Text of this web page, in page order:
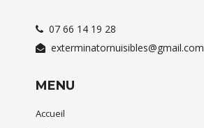
07 66 14 19 28
exterminatornuisibles@gmail.com
MENU
Accueil